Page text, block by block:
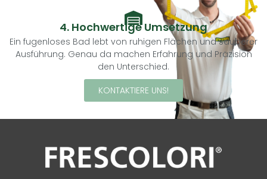
4. Hochwertige Umsetzung
Ein fugenloses Bad lebt von ruhigen Flächen und sauberer
Ausführung. Genau da machen Erfahrung und Präzision
den Unterschied.
KONTAKTIERE UNS!